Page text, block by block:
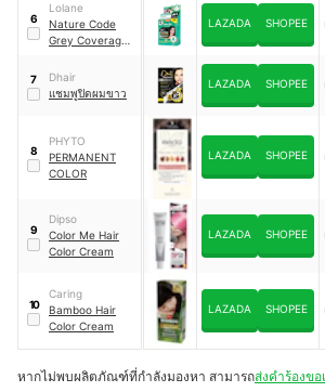
6
Lolane
Nature Code
Grey Coverage
LAZADA SHOPEE
7
Dhair
แชมพูปิดผมขาว
LAZADA SHOPEE
8
PHYTO
PERMANENT
COLOR
LAZADA SHOPEE
9
Dipso
Color Me Hair
Color Cream
LAZADA SHOPEE
10
Caring
Bamboo Hair
Color Cream
LAZADA SHOPEE
หากไม่พบผลิตภัณฑ์ที่กำลังมองหา สามารถส่งคำร้องขอ